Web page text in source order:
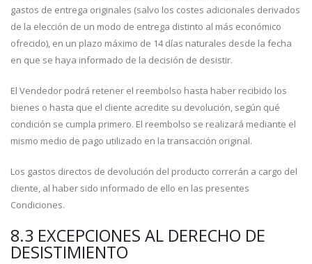
gastos de entrega originales (salvo los costes adicionales derivados
de la elección de un modo de entrega distinto al más económico
ofrecido), en un plazo máximo de 14 días naturales desde la fecha
en que se haya informado de la decisión de desistir.
El Vendedor podrá retener el reembolso hasta haber recibido los
bienes o hasta que el cliente acredite su devolución, según qué
condición se cumpla primero. El reembolso se realizará mediante el
mismo medio de pago utilizado en la transacción original.
Los gastos directos de devolución del producto correrán a cargo del
cliente, al haber sido informado de ello en las presentes
Condiciones.
8.3 EXCEPCIONES AL DERECHO DE
DESISTIMIENTO